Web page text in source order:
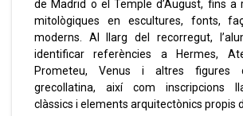
de Madrid o el Temple d’August, fins a
mitològiques en escultures, fonts,
moderns. Al llarg del recorregut,
identificar referències a Hermes,
Prometeu, Venus i altres figures
grecollatina, així com inscripcions
clàssics i elements arquitectònics propis